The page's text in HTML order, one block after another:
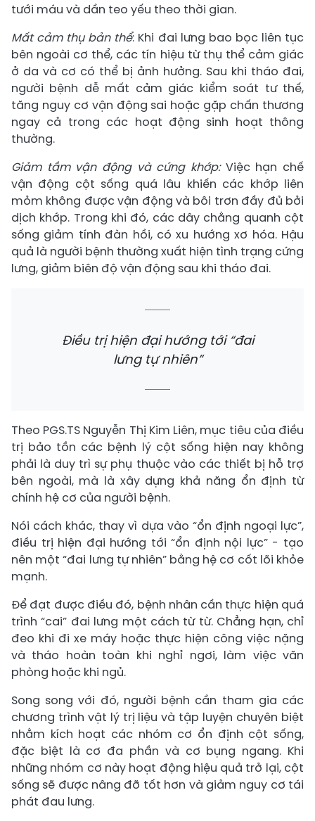
tưới máu và dần teo yếu theo thời gian.
Mất cảm thụ bản thể: Khi đai lưng bao bọc liên tục
bên ngoài cơ thể, các tín hiệu từ thụ thể cảm giác
ở da và cơ có thể bị ảnh hưởng. Sau khi tháo đai,
người bệnh dễ mất cảm giác kiểm soát tư thế,
tăng nguy cơ vận động sai hoặc gặp chấn thương
ngay cả trong các hoạt động sinh hoạt thông
thường.
Giảm tầm vận động và cứng khớp:Việc hạn chế
vận động cột sống quá lâu khiến các khớp liên
mỏm không được vận động và bôi trơn đầy đủ bởi
dịch khớp. Trong khi đó, các dây chằng quanh cột
sống giảm tính đàn hồi, có xu hướng xơ hóa. Hậu
quả là người bệnh thường xuất hiện tình trạng cứng
lưng, giảm biên độ vận động sau khi tháo đai.
​Điều trị hiện đại hướng tới “đai
lưng tự nhiên”
​Theo PGS.TS Nguyễn Thị Kim Liên, mục tiêu của điều
trị bảo tồn các bệnh lý cột sống hiện nay không
phải là duy trì sự phụ thuộc vào các thiết bị hỗ trợ
bên ngoài, mà là xây dựng khả năng ổn định từ
chính hệ cơ của người bệnh.
Nói cách khác, thay vì dựa vào “ổn định ngoại lực”,
điều trị hiện đại hướng tới “ổn định nội lực” - tạo
nên một “đai lưng tự nhiên” bằng hệ cơ cốt lõi khỏe
mạnh.
​Để đạt được điều đó, bệnh nhân cần thực hiện quá
trình “cai” đai lưng một cách từ từ. Chẳng hạn, chỉ
đeo khi đi xe máy hoặc thực hiện công việc nặng
và tháo hoàn toàn khi nghỉ ngơi, làm việc văn
phòng hoặc khi ngủ.
​Song song với đó, người bệnh cần tham gia các
chương trình vật lý trị liệu và tập luyện chuyên biệt
nhằm kích hoạt các nhóm cơ ổn định cột sống,
đặc biệt là cơ đa phần và cơ bụng ngang. Khi
những nhóm cơ này hoạt động hiệu quả trở lại, cột
sống sẽ được nâng đỡ tốt hơn và giảm nguy cơ tái
phát đau lưng.